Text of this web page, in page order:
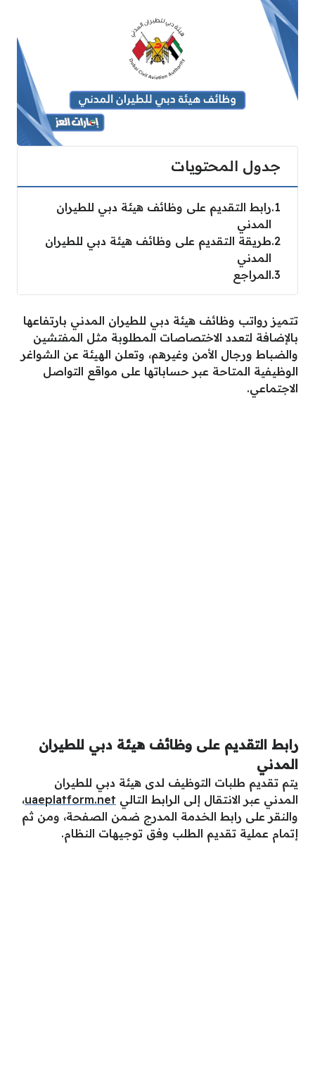
جدول المحتويات
1 رابط التقديم على وظائف هيئة دبي للطيران
المدني
2 طريقة التقديم على وظائف هيئة دبي للطيران
المدني
3 المراجع
تتميز رواتب وظائف هيئة دبي للطيران المدني بارتفاعها
بالإضافة لتعدد الاختصاصات المطلوبة مثل المفتشين
والضباط ورجال الأمن وغيرهم، وتعلن الهيئة عن الشواغر
الوظيفية المتاحة عبر حساباتها على مواقع التواصل
الاجتماعي.
رابط التقديم على وظائف هيئة دبي للطيران
المدني
يتم تقديم طلبات التوظيف لدى هيئة دبي للطيران
المدني عبر الانتقال إلى الرابط التالي uaeplatform.net،
والنقر على رابط الخدمة المدرج ضمن الصفحة، ومن ثم
إتمام عملية تقديم الطلب وفق توجيهات النظام.